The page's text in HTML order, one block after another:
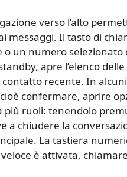
verso l’alto
messaggi. Il tasto di
un numero
apre l’elenco
recente. In
confermare, aprire
più ruoli: tenendolo
a chiudere la
La tastiera
è attivata,